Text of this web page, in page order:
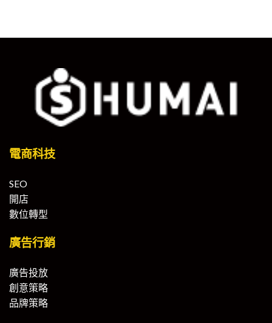
電商科技
SEO
開店
數位轉型
廣告行銷
廣告投放
創意策略
品牌策略